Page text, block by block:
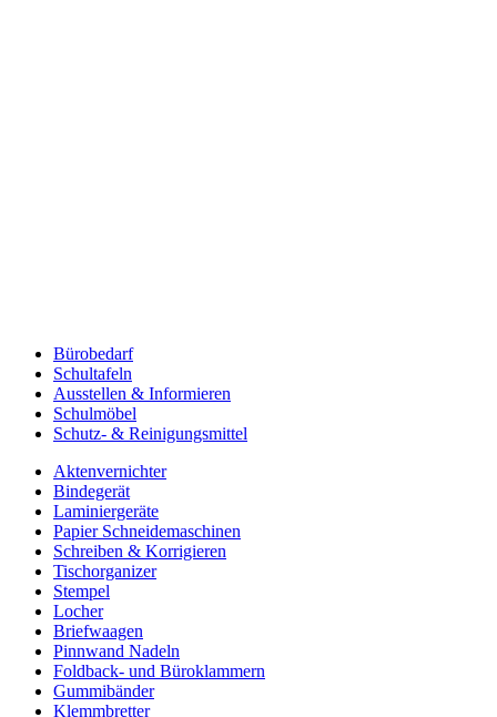
Bürobedarf
Schultafeln
Ausstellen & Informieren
Schulmöbel
Schutz- & Reinigungsmittel
Aktenvernichter
Bindegerät
Laminiergeräte
Papier Schneidemaschinen
Schreiben & Korrigieren
Tischorganizer
Stempel
Locher
Briefwaagen
Pinnwand Nadeln
Foldback- und Büroklammern
Gummibänder
Klemmbretter